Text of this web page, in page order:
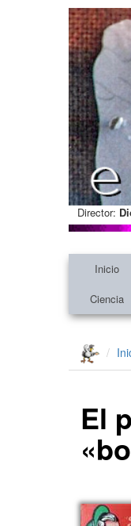
Director:
Inicio
Ciencia
El